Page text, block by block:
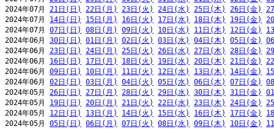
2024年07月 21日(日) 22日(月) 23日(火) 24日(水) 25日(木) 26日(金)
2024年07月 14日(日) 15日(月) 16日(火) 17日(水) 18日(木) 19日(金)
2024年07月 07日(日) 08日(月) 09日(火) 10日(水) 11日(木) 12日(金)
2024年06月 30日(日) 01日(月) 02日(火) 03日(水) 04日(木) 05日(金)
2024年06月 23日(日) 24日(月) 25日(火) 26日(水) 27日(木) 28日(金)
2024年06月 16日(日) 17日(月) 18日(火) 19日(水) 20日(木) 21日(金)
2024年06月 09日(日) 10日(月) 11日(火) 12日(水) 13日(木) 14日(金)
2024年06月 02日(日) 03日(月) 04日(火) 05日(水) 06日(木) 07日(金)
2024年05月 26日(日) 27日(月) 28日(火) 29日(水) 30日(木) 31日(金)
2024年05月 19日(日) 20日(月) 21日(火) 22日(水) 23日(木) 24日(金)
2024年05月 12日(日) 13日(月) 14日(火) 15日(水) 16日(木) 17日(金)
2024年05月 05日(日) 06日(月) 07日(火) 08日(水) 09日(木) 10日(金)